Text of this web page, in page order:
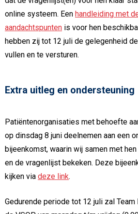
online systeem. Een handleiding met
aandachtspunten is voor hen
hebben zij tot 12 juli de gelegenheid
vullen en te versturen.
Extra uitleg en ondersteuning
Patiëntenorganisaties met behoefte
op dinsdag 8 juni deelnemen aan een
bijeenkomst, waarin wij samen met
en de vragenlijst bekeken. Deze
kijken via deze link.
Gedurende periode tot 12 juli zal